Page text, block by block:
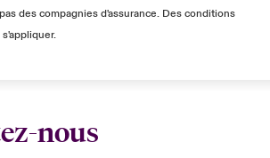
des compagnies d'assurance. Des conditions
nous